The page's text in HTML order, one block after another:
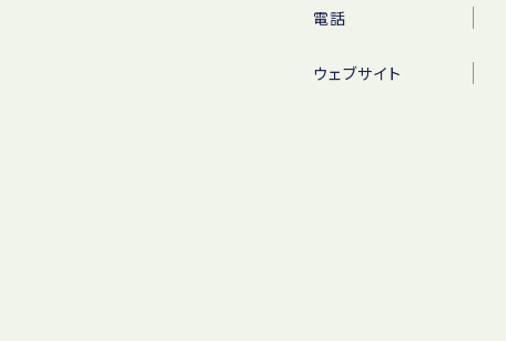
電話
ウェブサイト